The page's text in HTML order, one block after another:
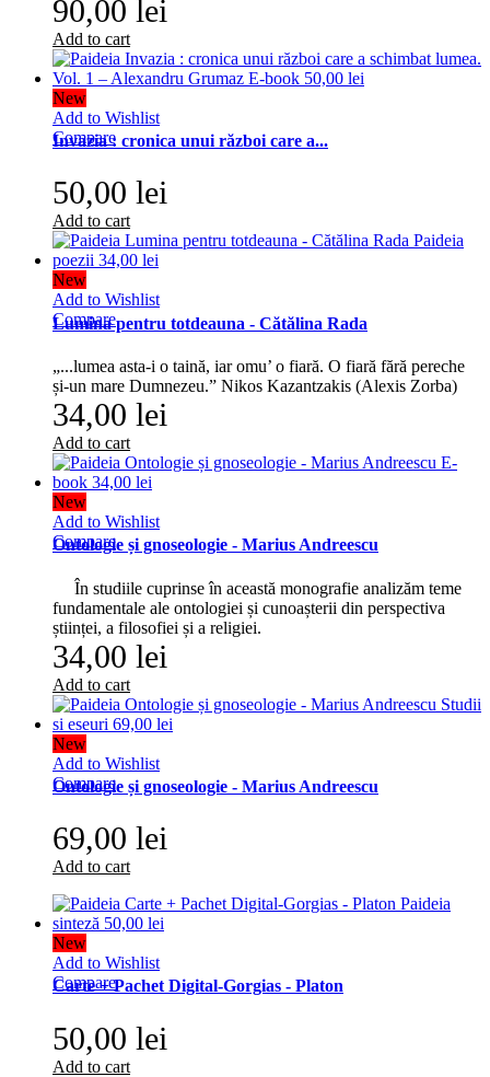
90,00 lei
Add to cart
New
Add to Wishlist
Compare
Invazia : cronica unui război care a...
50,00 lei
Add to cart
New
Add to Wishlist
Compare
Lumina pentru totdeauna - Cătălina Rada
„...lumea asta-i o taină, iar omu’ o fiară. O fiară fără pereche
și-un mare Dumnezeu.” Nikos Kazantzakis (Alexis Zorba)
34,00 lei
Add to cart
New
Add to Wishlist
Compare
Ontologie și gnoseologie - Marius Andreescu
În studiile cuprinse în această monografie analizăm teme
fundamentale ale ontologiei și cunoașterii din perspectiva
științei, a filosofiei și a religiei.
34,00 lei
Add to cart
New
Add to Wishlist
Compare
Ontologie și gnoseologie - Marius Andreescu
69,00 lei
Add to cart
New
Add to Wishlist
Compare
Carte + Pachet Digital-Gorgias - Platon
50,00 lei
Add to cart